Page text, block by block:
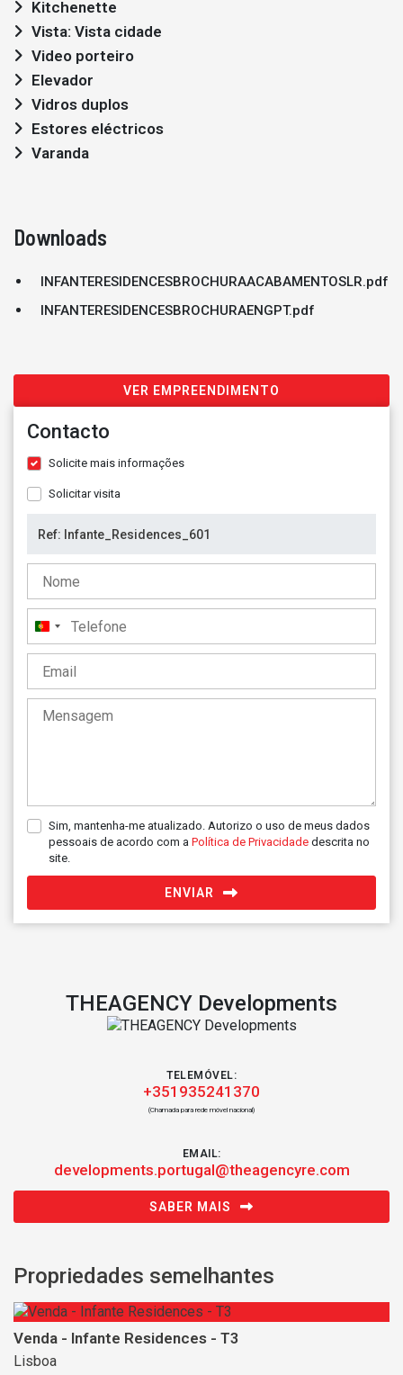
Kitchenette
Vista: Vista cidade
Video porteiro
Elevador
Vidros duplos
Estores eléctricos
Varanda
Downloads
INFANTERESIDENCESBROCHURAACABAMENTOSLR.pdf
INFANTERESIDENCESBROCHURAENGPT.pdf
VER EMPREENDIMENTO
Contacto
Solicite mais informações
Solicitar visita
Portugal
+351
Sim, mantenha-me atualizado. Autorizo o uso de meus dados
pessoais de acordo com a Política de Privacidade descrita no
site.
ENVIAR
THEAGENCY Developments
TELEMÓVEL:
+351935241370
(Chamada para rede móvel nacional)
EMAIL:
developments.portugal@theagencyre.com
SABER MAIS
Propriedades semelhantes
Venda - Infante Residences - T3
Lisboa